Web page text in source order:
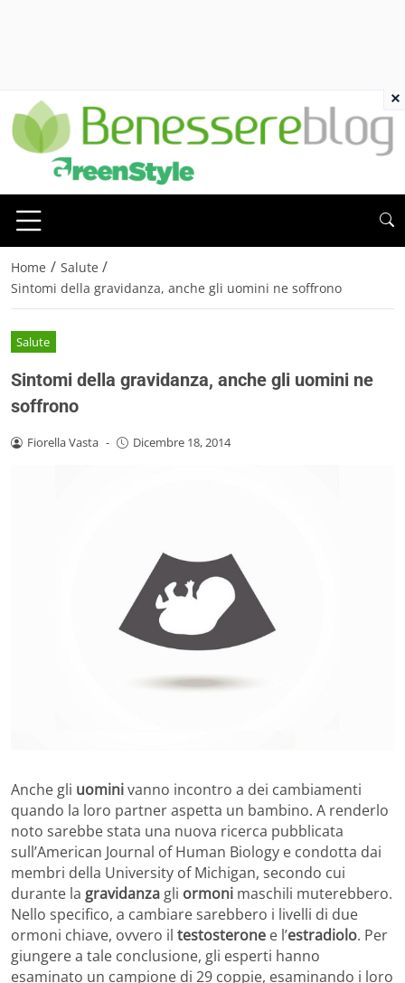
Home / Salute /
Sintomi della gravidanza, anche gli uomini ne soffrono
Salute
Sintomi della gravidanza, anche gli uomini ne
soffrono
Fiorella Vasta - Dicembre 18, 2014
Anche gli uominivanno incontro a dei cambiamenti
quando la loro partner aspetta un bambino. A renderlo
noto sarebbe stata una nuova ricerca pubblicata
sull’American Journal of Human Biology e condotta dai
membri della University of Michigan, secondo cui
durante la gravidanza gli ormoni maschili muterebbero.
Nello specifico, a cambiare sarebbero i livelli di due
ormoni chiave, ovvero il testosterone e l’estradiolo. Per
giungere a tale conclusione, gli esperti hanno
esaminato un campione di 29 coppie, esaminando i loro
×